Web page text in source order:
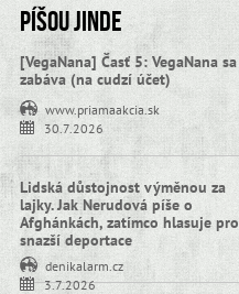
Píšou jinde
[VegaNana] Časť 5: VegaNana sa
zabáva (na cudzí účet)
www.priamaakcia.sk
30.7.2026
Lidská důstojnost výměnou za
lajky. Jak Nerudová píše o
Afghánkách, zatímco hlasuje pro
snazší deportace
denikalarm.cz
3.7.2026